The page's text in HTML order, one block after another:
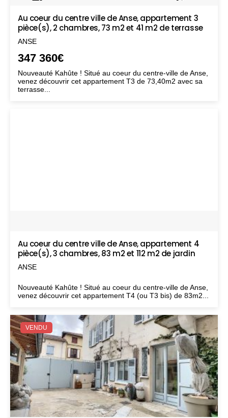
Au coeur du centre ville de Anse, appartement 3
pièce(s), 2 chambres, 73 m2 et 41 m2 de terrasse
ANSE
347 360€
Nouveauté Kahûte ! Situé au coeur du centre-ville de Anse,
venez découvrir cet appartement T3 de 73,40m2 avec sa
terrasse...
Au coeur du centre ville de Anse, appartement 4
pièce(s), 3 chambres, 83 m2 et 112 m2 de jardin
ANSE
Nouveauté Kahûte ! Situé au coeur du centre-ville de Anse,
venez découvrir cet appartement T4 (ou T3 bis) de 83m2...
VENDU